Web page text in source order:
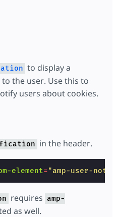
to display a
the user. Use this to
users about cookies.
in the header.
element="amp-user-
requires amp-
as well.